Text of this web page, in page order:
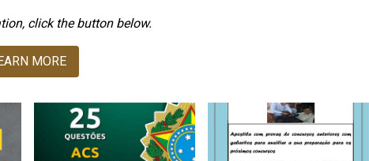
click the button below.
MORE